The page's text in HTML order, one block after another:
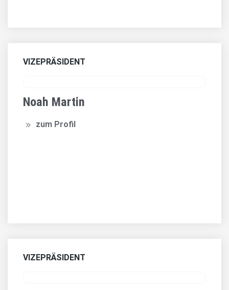
VIZEPRÄSIDENT
Noah Martin
zum Profil
VIZEPRÄSIDENT